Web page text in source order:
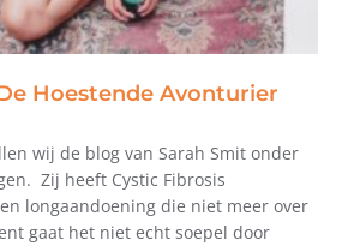
Hoestende Avonturier
wij de blog van Sarah Smit onder
Zij heeft Cystic Fibrosis
longaandoening die niet meer over
gaat het niet echt soepel door